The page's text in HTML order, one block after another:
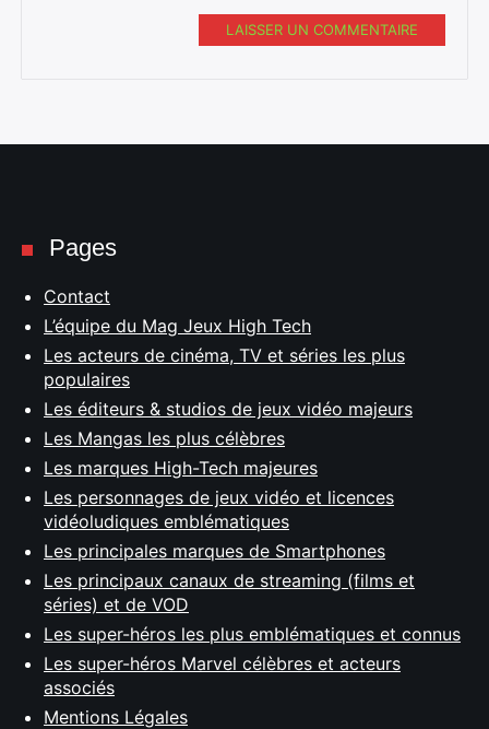
LAISSER UN COMMENTAIRE
Pages
Contact
L’équipe du Mag Jeux High Tech
Les acteurs de cinéma, TV et séries les plus
populaires
Les éditeurs & studios de jeux vidéo majeurs
Les Mangas les plus célèbres
Les marques High-Tech majeures
Les personnages de jeux vidéo et licences
vidéoludiques emblématiques
Les principales marques de Smartphones
Les principaux canaux de streaming (films et
séries) et de VOD
Les super-héros les plus emblématiques et connus
Les super-héros Marvel célèbres et acteurs
associés
Mentions Légales